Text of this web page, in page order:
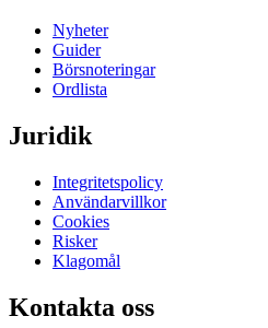
Nyheter
Guider
Börsnoteringar
Ordlista
Juridik
Integritetspolicy
Användarvillkor
Cookies
Risker
Klagomål
Kontakta oss